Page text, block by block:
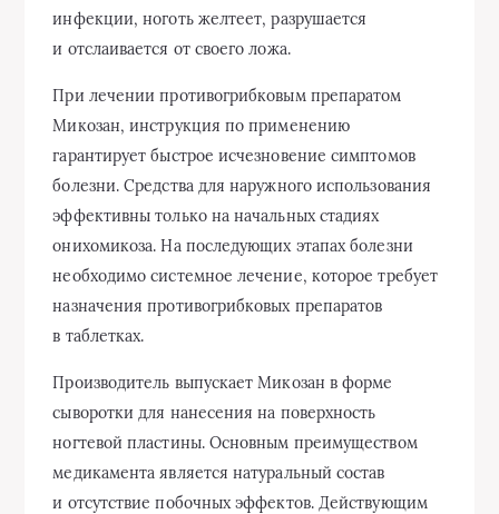
инфекции, ноготь желтеет, разрушается
и отслаивается от своего ложа.
При лечении противогрибковым препаратом
Микозан, инструкция по применению
гарантирует быстрое исчезновение симптомов
болезни. Средства для наружного использования
эффективны только на начальных стадиях
онихомикоза. На последующих этапах болезни
необходимо системное лечение, которое требует
назначения противогрибковых препаратов
в таблетках.
Производитель выпускает Микозан в форме
сыворотки для нанесения на поверхность
ногтевой пластины. Основным преимуществом
медикамента является натуральный состав
и отсутствие побочных эффектов. Действующим